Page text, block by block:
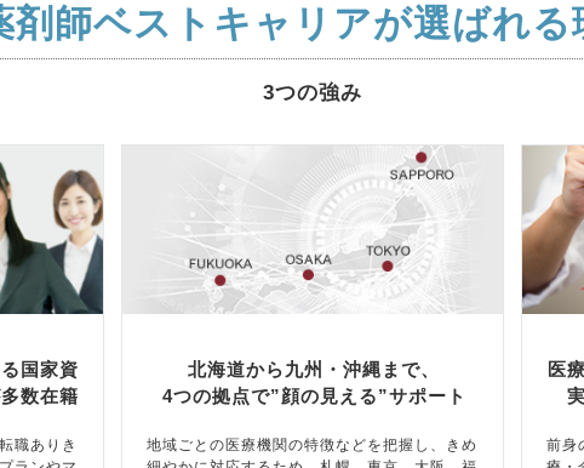
剤師ベストキャリアが選ばれる
3つの強み
国家資
数在籍
職ありき
北海道から九州・沖縄まで、
4つの拠点で”顔の見える”サポート
地域ごとの医療機関の特徴などを把握し、きめ
医
前身